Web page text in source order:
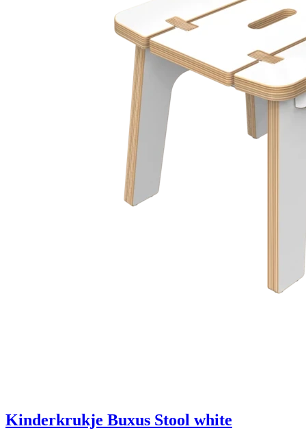
Kinderkrukje Buxus Stool white